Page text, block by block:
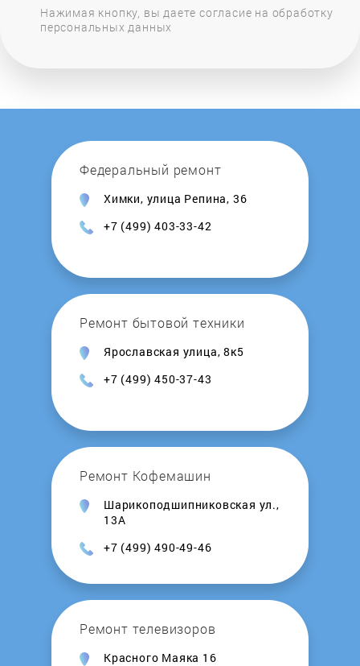
Нажимая кнопку, вы даете согласие на обработку
персональных данных
Федеральный ремонт
Химки, улица Репина, 36
+7 (499) 403-33-42
Ремонт бытовой техники
Ярославская улица, 8к5
+7 (499) 450-37-43
Ремонт Кофемашин
Шарикоподшипниковская ул.,
13А
+7 (499) 490-49-46
Ремонт телевизоров
Красного Маяка 16